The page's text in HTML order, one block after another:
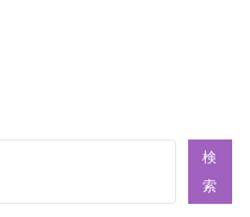
検
索